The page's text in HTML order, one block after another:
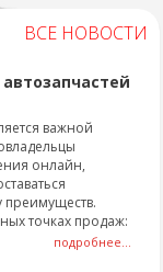
ВСЕ НОВОСТИ
важной
онлайн,
преимуществ.
точках продаж:
подробнее...